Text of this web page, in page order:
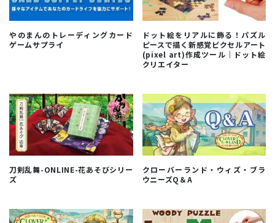
やのまんのトレーディングカード
ゲームサプライ
ドット絵をリアルに飾る！パズル
ピースで描く新感覚ピクセルアート
(pixel art)作成ツール｜ドット絵
クリエイター
刀剣乱舞-ONLINE-花あそびシリー
ズ
クローバーランド・ウィズ・ブラ
ウニーズQ＆A